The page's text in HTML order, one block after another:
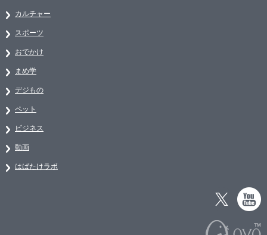
カルチャー
スポーツ
おでかけ
まめ学
デジもの
ペット
ビジネス
動画
はばたけラボ